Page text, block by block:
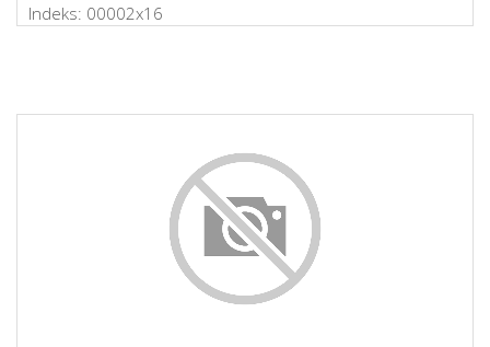
Indeks: 00002x16